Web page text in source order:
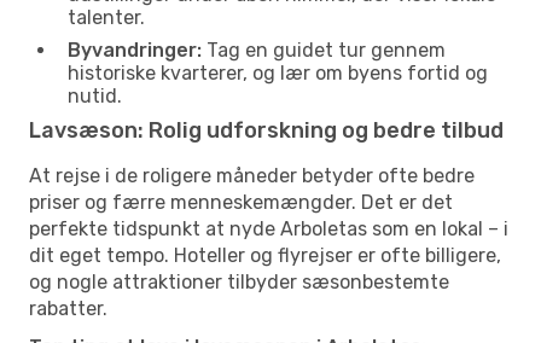
talenter.
Byvandringer: Tag en guidet tur gennem
historiske kvarterer, og lær om byens fortid og
nutid.
Lavsæson: Rolig udforskning og bedre tilbud
At rejse i de roligere måneder betyder ofte bedre
priser og færre menneskemængder. Det er det
perfekte tidspunkt at nyde Arboletas som en lokal – i
dit eget tempo. Hoteller og flyrejser er ofte billigere,
og nogle attraktioner tilbyder sæsonbestemte
rabatter.